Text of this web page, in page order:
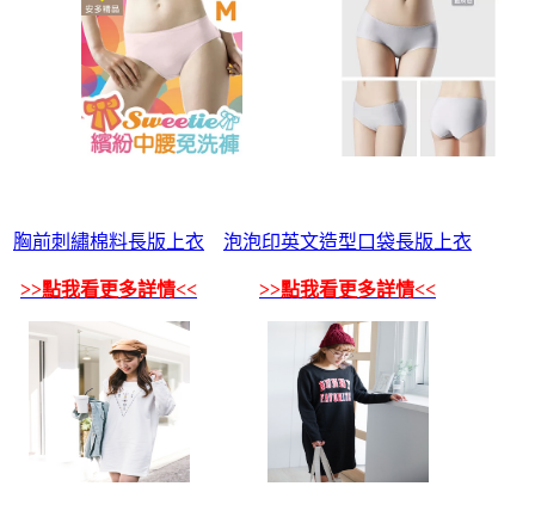
胸前刺繡棉料長版上衣
>>點我看更多詳情<<
泡泡印英文造型口袋長版上衣
>>點我看更多詳情<<